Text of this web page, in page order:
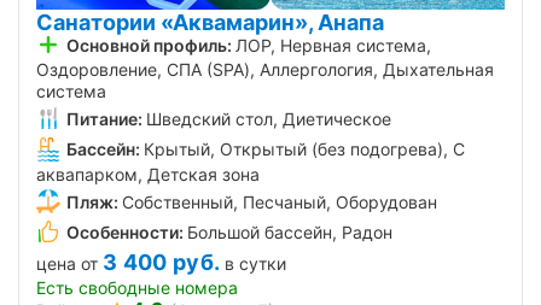
Санатории «Аквамарин», Анапа
Основной профиль: ЛОР, Нервная система,
Оздоровление, СПА (SPA), Аллергология, Дыхательная
система
Питание: Шведский стол, Диетическое
Бассейн: Крытый, Открытый (без подогрева), С
аквапарком, Детская зона
Пляж: Собственный, Песчаный, Оборудован
Особенности: Большой бассейн, Радон
цена от 3 400 руб. в сутки
Есть свободные номера